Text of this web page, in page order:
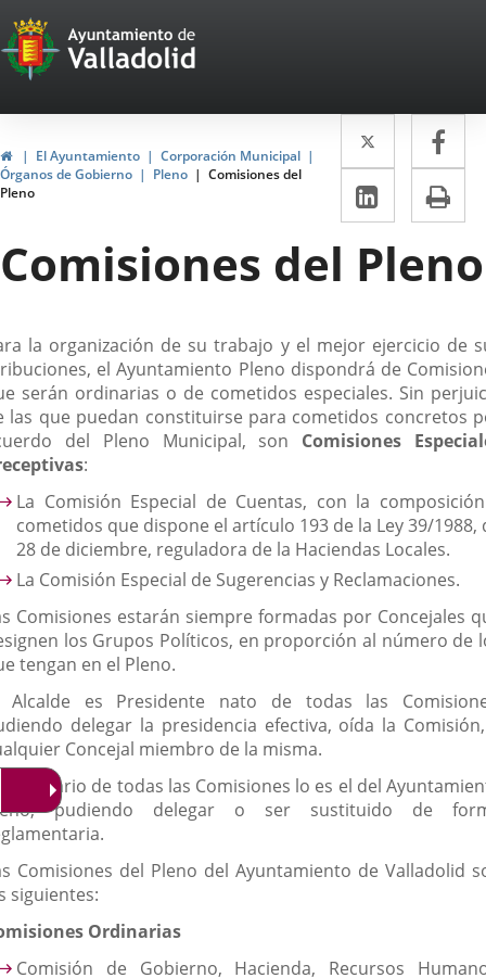
Portal
Web
del
Ayuntamiento
de
Valladolid
InicioEl Ayuntamiento
Corporación Municipal
Órganos de Gobierno
Pleno
Comisiones del
Pleno
Twitter
Enlace
a
una
externa.
a
LinkedIn
Enlace
a
una
externa.
Comisiones del Pleno
la organización de su trabajo y el mejor ejercicio de
el Ayuntamiento Pleno dispondrá de
serán ordinarias o de cometidos especiales. Sin
las que puedan constituirse para cometidos concretos
del Pleno Municipal, son Comisiones
:
La Comisión Especial de Cuentas, con la
cometidos que dispone el artículo 193 de la Ley 39/1988,
28 de diciembre, reguladora de la Haciendas Locales.
La Comisión Especial de Sugerencias y Reclamaciones.
Comisiones estarán siempre formadas por Concejales
los Grupos Políticos, en proporción al número de
tengan en el Pleno.
Alcalde es Presidente nato de todas las
delegar la presidencia efectiva, oída la
Concejal miembro de la misma.
Secretario de todas las Comisiones lo es el del
pudiendo delegar o ser sustituido de
Comisiones del Pleno del Ayuntamiento de Valladolid
siguientes:
Ordinarias
Comisión de Gobierno, Hacienda, Recursos